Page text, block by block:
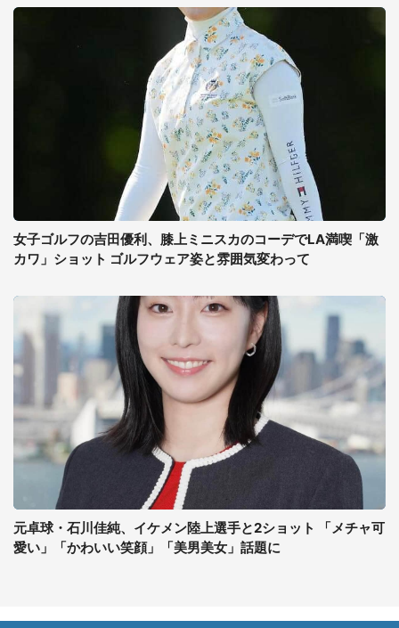
女子ゴルフの吉田優利、膝上ミニスカのコーデでLA満喫「激
カワ」ショット ゴルフウェア姿と雰囲気変わって
元卓球・石川佳純、イケメン陸上選手と2ショット 「メチャ可
愛い」「かわいい笑顔」「美男美女」話題に